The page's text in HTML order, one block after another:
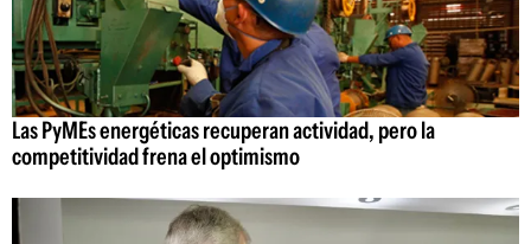
Las PyMEs energéticas recuperan actividad, pero la
competitividad frena el optimismo